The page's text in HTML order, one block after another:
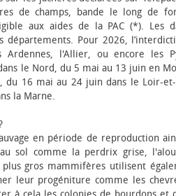
de champs, bande le long de
aux aides de la PAC (*). Les
départements. Pour 2026,
l'Allier, ou encore les
le Nord, du 5 mai au 13 juin en
du 16 mai au 24 juin dans le Loir-
la Marne.
en période de reproduction
sol comme la perdrix grise,
gros mammifères utilisent
leur progéniture comme les